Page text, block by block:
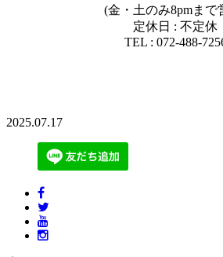
(金・土のみ8pmまで
定休日 : 不定休
TEL : 072-488-
2025.07.17